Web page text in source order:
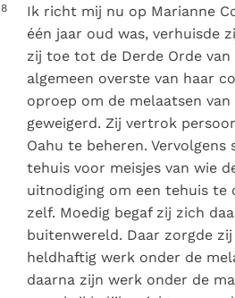
8
Ik richt mij nu op Marianne
één jaar oud was, verhuisde
zij toe tot de Derde Orde van
algemeen overste van haar
oproep om de melaatsen
geweigerd. Zij vertrok
Oahu te beheren.
tehuis voor meisjes van wie
uitnodiging om een tehuis te
zelf. Moedig begaf zij zich
buitenwereld. Daar zorgde
heldhaftig werk onder de
daarna zijn werk onder de